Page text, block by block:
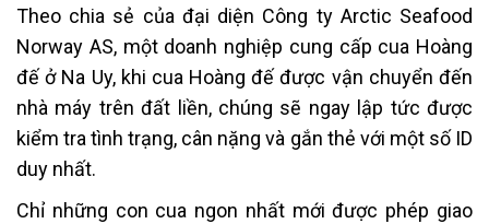
Theo chia sẻ của đại diện Công ty Arctic Seafood
Norway AS, một doanh nghiệp cung cấp cua Hoàng
đế ở Na Uy, khi cua Hoàng đế được vận chuyển đến
nhà máy trên đất liền, chúng sẽ ngay lập tức được
kiểm tra tình trạng, cân nặng và gắn thẻ với một số ID
duy nhất.
Chỉ những con cua ngon nhất mới được phép giao